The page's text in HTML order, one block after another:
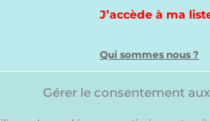
Gérer le consentement
J’accède à ma
Qui sommes nous ?